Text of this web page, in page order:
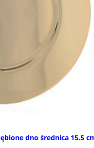
dno średnica 15.5